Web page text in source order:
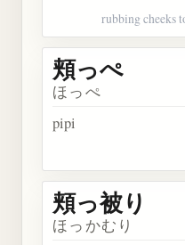
rubbing cheeks
頬っぺ
ほっぺ
pipi
頬っ被り
ほっかむり